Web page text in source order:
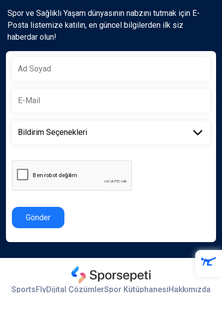
Spor ve Sağlıklı Yaşam dünyasının nabzını tutmak için E-
Posta listemize katılın, en güncel bilgilerden ilk siz
haberdar olun!
Gönder
SportsFlyDijital ÇözümlerSpor Kütüphanesi Hakkımızda